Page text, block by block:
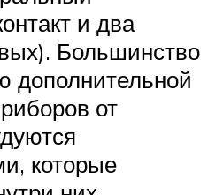
и два
Большинство
дополнительной
от
которые